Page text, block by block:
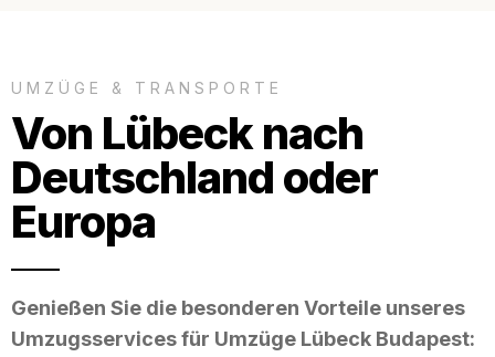
UMZÜGE & TRANSPORTE
Von Lübeck nach
Deutschland oder
Europa
Genießen Sie die besonderen Vorteile unseres
Umzugsservices für Umzüge Lübeck Budapest: